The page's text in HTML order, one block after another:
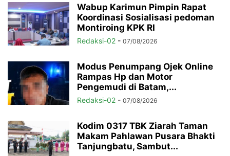
Wabup Karimun Pimpin Rapat
Koordinasi Sosialisasi pedoman
Montiroing KPK RI
Redaksi-02 - 07/08/2026
Modus Penumpang Ojek Online
Rampas Hp dan Motor
Pengemudi di Batam,...
Redaksi-02 - 07/08/2026
Kodim 0317 TBK Ziarah Taman
Makam Pahlawan Pusara Bhakti
Tanjungbatu, Sambut...